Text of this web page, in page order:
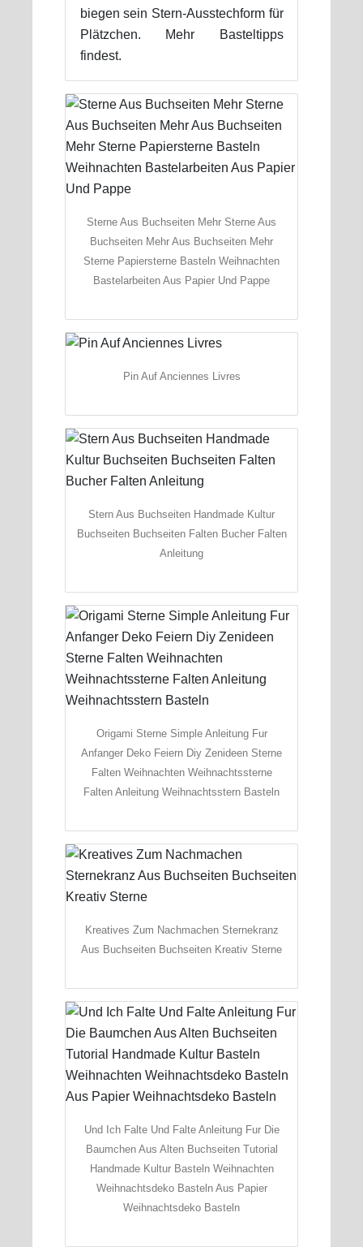
biegen sein Stern-Ausstechform für
Plätzchen. Mehr Basteltipps
findest.
Sterne Aus Buchseiten Mehr Sterne Aus
Buchseiten Mehr Aus Buchseiten Mehr
Sterne Papiersterne Basteln Weihnachten
Bastelarbeiten Aus Papier Und Pappe
Pin Auf Anciennes Livres
Stern Aus Buchseiten Handmade Kultur
Buchseiten Buchseiten Falten Bucher Falten
Anleitung
Origami Sterne Simple Anleitung Fur
Anfanger Deko Feiern Diy Zenideen Sterne
Falten Weihnachten Weihnachtssterne
Falten Anleitung Weihnachtsstern Basteln
Kreatives Zum Nachmachen Sternekranz
Aus Buchseiten Buchseiten Kreativ Sterne
Und Ich Falte Und Falte Anleitung Fur Die
Baumchen Aus Alten Buchseiten Tutorial
Handmade Kultur Basteln Weihnachten
Weihnachtsdeko Basteln Aus Papier
Weihnachtsdeko Basteln